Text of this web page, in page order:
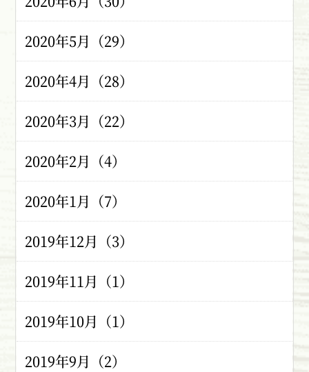
2020年5月（29）
2020年4月（28）
2020年3月（22）
2020年2月（4）
2020年1月（7）
2019年12月（3）
2019年11月（1）
2019年10月（1）
2019年9月（2）